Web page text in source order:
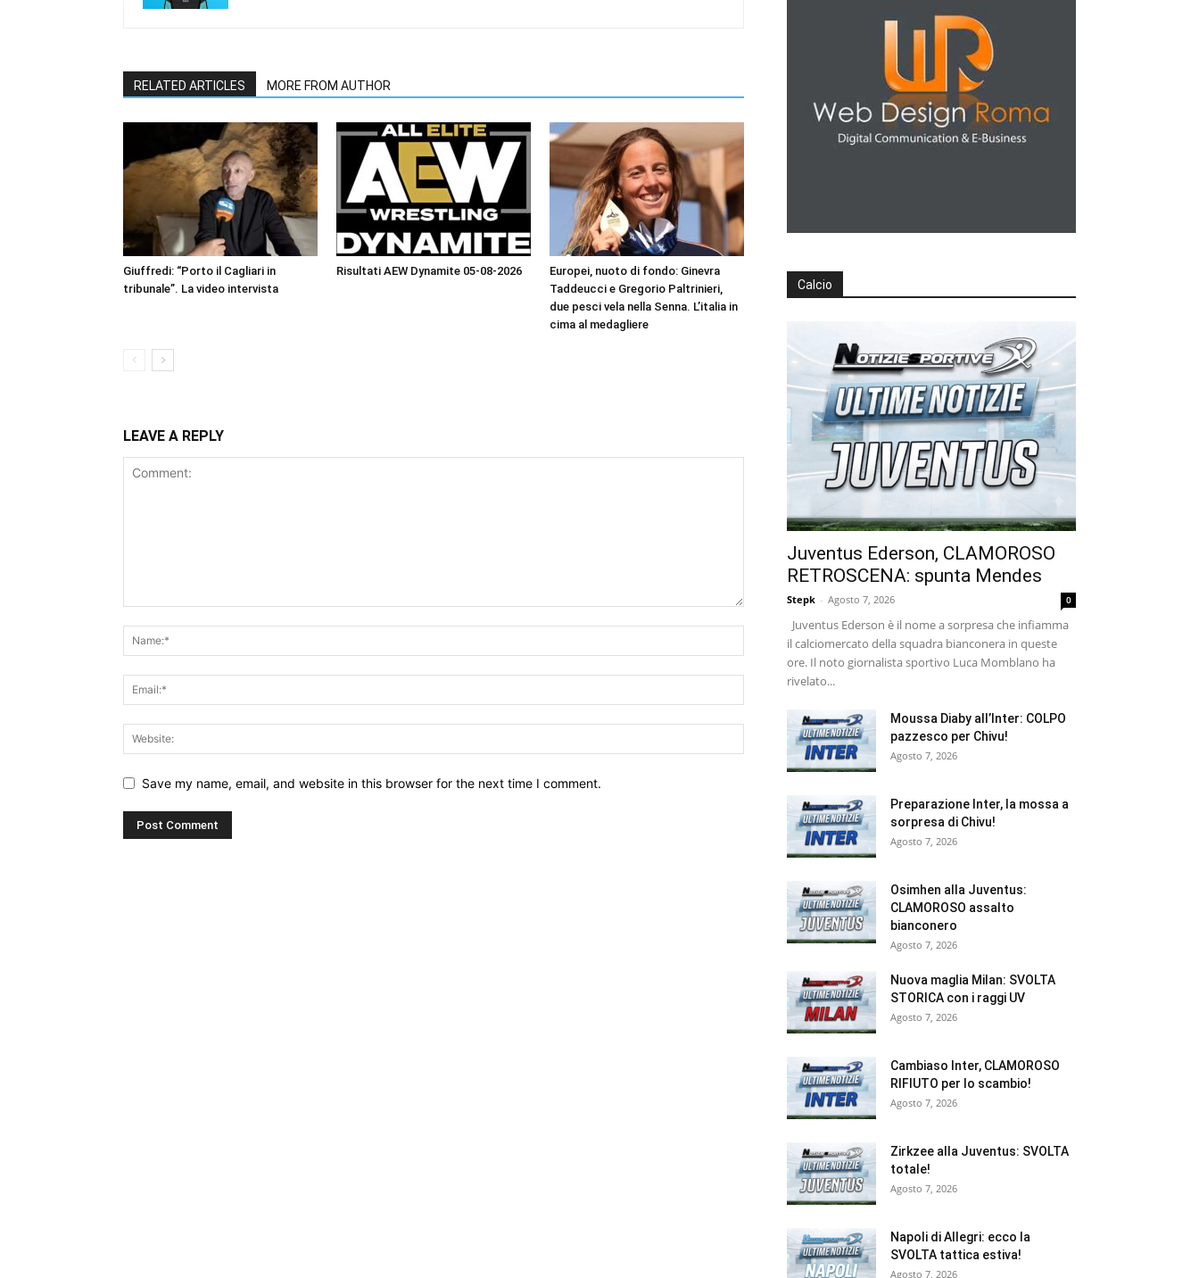
RELATED ARTICLES MORE FROM AUTHOR
Giuffredi: “Porto il Cagliari in
tribunale”. La video intervista
Risultati AEW Dynamite 05-08-2026
Europei, nuoto di fondo: Ginevra
Taddeucci e Gregorio Paltrinieri,
due pesci vela nella Senna. L’italia in
cima al medagliere
LEAVE A REPLY
Save my name, email, and website in this browser for the next time I comment.
Calcio
Juventus Ederson, CLAMOROSO
RETROSCENA: spunta Mendes
Stepk - Agosto 7, 2026 0
Juventus Ederson è il nome a sorpresa che infiamma
il calciomercato della squadra bianconera in queste
ore. Il noto giornalista sportivo Luca Momblano ha
rivelato...
Moussa Diaby all’Inter: COLPO
pazzesco per Chivu!
Agosto 7, 2026
Preparazione Inter, la mossa a
sorpresa di Chivu!
Agosto 7, 2026
Osimhen alla Juventus:
CLAMOROSO assalto
bianconero
Agosto 7, 2026
Nuova maglia Milan: SVOLTA
STORICA con i raggi UV
Agosto 7, 2026
Cambiaso Inter, CLAMOROSO
RIFIUTO per lo scambio!
Agosto 7, 2026
Zirkzee alla Juventus: SVOLTA
totale!
Agosto 7, 2026
Napoli di Allegri: ecco la
SVOLTA tattica estiva!
Agosto 7, 2026